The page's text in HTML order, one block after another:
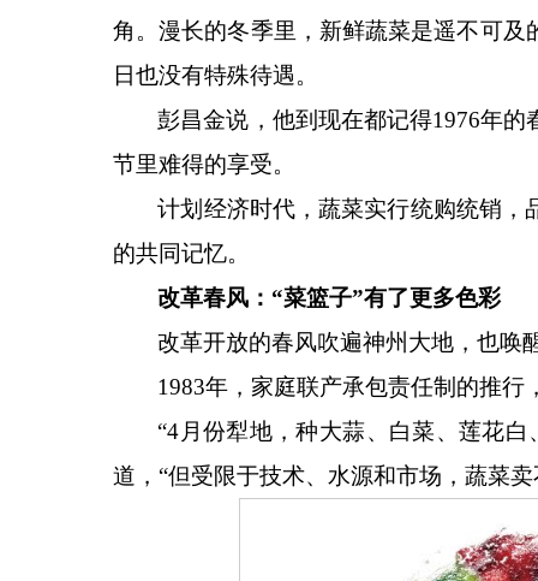
角。漫长的冬季里，新鲜蔬菜是遥不可
日也没有特殊待遇。
彭昌金说，他到现在都记得1976年的
节里难得的享受。
计划经济时代，蔬菜实行统购统销，
的共同记忆。
改革春风： “菜篮子”有了更多色彩
改革开放的春风吹遍神州大地，也唤
1983年，家庭联产承包责任制的推
“4月份犁地，种大蒜、白菜、莲花
道，“但受限于技术、水源和市场，蔬菜